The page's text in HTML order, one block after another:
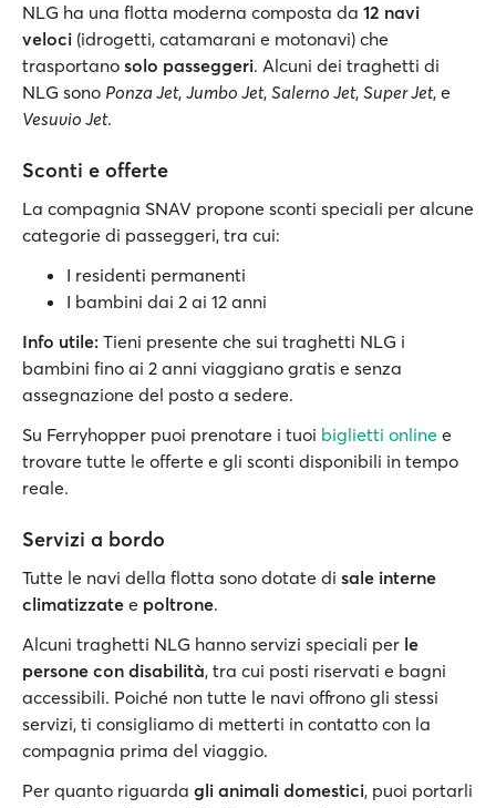
NLG ha una flotta moderna composta da 12 navi
veloci (idrogetti, catamarani e motonavi) che
trasportano solo passeggeri. Alcuni dei traghetti di
NLG sono Ponza Jet, Jumbo Jet, Salerno Jet, Super Jet, e
Vesuvio Jet.
Sconti e offerte
La compagnia SNAV propone sconti speciali per alcune
categorie di passeggeri, tra cui:
I residenti permanenti
I bambini dai 2 ai 12 anni
Info utile: Tieni presente che sui traghetti NLG i
bambini fino ai 2 anni viaggiano gratis e senza
assegnazione del posto a sedere.
Su Ferryhopper puoi prenotare i tuoi biglietti online e
trovare tutte le offerte e gli sconti disponibili in tempo
reale.
Servizi a bordo
Tutte le navi della flotta sono dotate di sale interne
climatizzate e poltrone.
Alcuni traghetti NLG hanno servizi speciali per le
persone con disabilità, tra cui posti riservati e bagni
accessibili. Poiché non tutte le navi offrono gli stessi
servizi, ti consigliamo di metterti in contatto con la
compagnia prima del viaggio.
Per quanto riguarda gli animali domestici, puoi portarli